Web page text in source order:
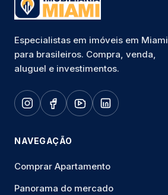
Especialistas em imóveis em Miami
para brasileiros. Compra, venda,
aluguel e investimentos.
NAVEGAÇÃO
Comprar Apartamento
Panorama do mercado